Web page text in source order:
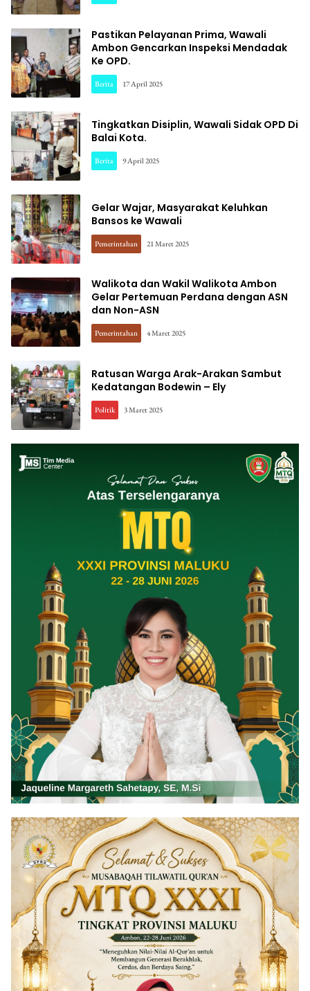
Pastikan Pelayanan Prima, Wawali
Ambon Gencarkan Inspeksi Mendadak
Ke OPD.
Berita 17 April 2025
Tingkatkan Disiplin, Wawali Sidak OPD Di
Balai Kota.
Berita 9 April 2025
Gelar Wajar, Masyarakat Keluhkan
Bansos ke Wawali
Pemerintahan 21 Maret 2025
Walikota dan Wakil Walikota Ambon
Gelar Pertemuan Perdana dengan ASN
dan Non-ASN
Pemerintahan 4 Maret 2025
Ratusan Warga Arak-Arakan Sambut
Kedatangan Bodewin – Ely
Politik 3 Maret 2025